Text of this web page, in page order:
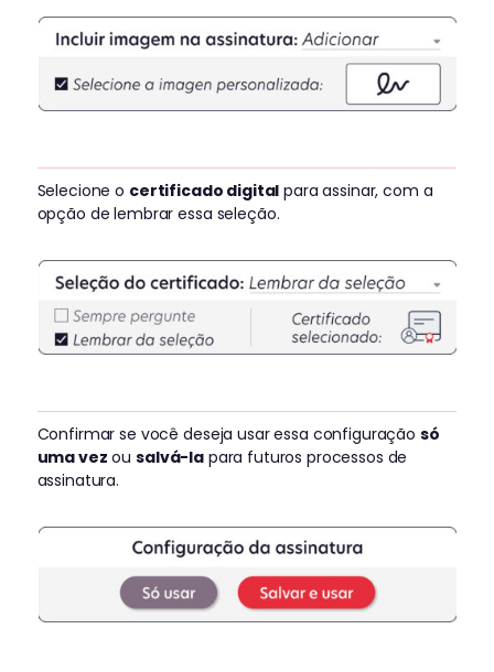
Selecione o certificado digital para assinar, com a
opção de lembrar essa seleção.
Confirmar se você deseja usar essa configuração só
uma vez ousalvá-lapara futuros processos de
assinatura.